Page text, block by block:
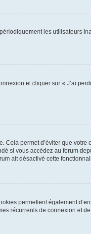
les utilisateurs
et cliquer sur « J’ai
permet d’éviter que votre
si vous accédez au forum
ait désactivé cette
permettent également
récurrents de connexion et